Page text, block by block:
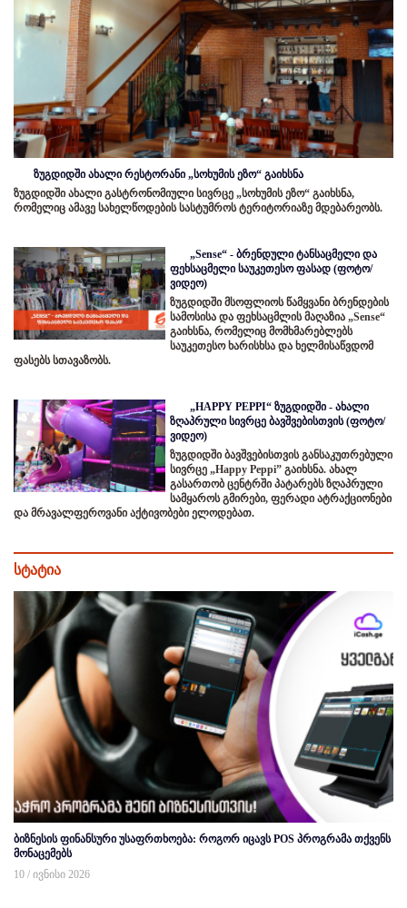
ზუგდიდში ახალი რესტორანი „სოხუმის ეზო“ გაიხსნა
ზუგდიდში ახალი გასტრონომიული სივრცე „სოხუმის ეზო“ გაიხსნა,
რომელიც ამავე სახელწოდების სასტუმროს ტერიტორიაზე მდებარეობს.
„Sense“ - ბრენდული ტანსაცმელი და
ფეხსაცმელი საუკეთესო ფასად (ფოტო/
ვიდეო)
ზუგდიდში მსოფლიოს წამყვანი ბრენდების
სამოსისა და ფეხსაცმლის მაღაზია „Sense“
გაიხსნა, რომელიც მომხმარებლებს
საუკეთესო ხარისხსა და ხელმისაწვდომ
ფასებს სთავაზობს.
„HAPPY PEPPI“ ზუგდიდში - ახალი
ზღაპრული სივრცე ბავშვებისთვის (ფოტო/
ვიდეო)
ზუგდიდში ბავშვებისთვის განსაკუთრებული
სივრცე „Happy Peppi” გაიხსნა. ახალ
გასართობ ცენტრში პატარებს ზღაპრული
სამყაროს გმირები, ფერადი ატრაქციონები
და მრავალფეროვანი აქტივობები ელოდებათ.
სტატია
ბიზნესის ფინანსური უსაფრთხოება: როგორ იცავს POS პროგრამა თქვენს
მონაცემებს
10 / ივნისი 2026